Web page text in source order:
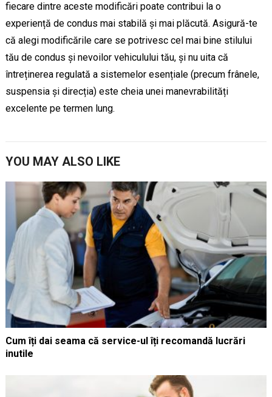
fiecare dintre aceste modificări poate contribui la o
experiență de condus mai stabilă și mai plăcută. Asigură-te
că alegi modificările care se potrivesc cel mai bine stilului
tău de condus și nevoilor vehiculului tău, și nu uita că
întreținerea regulată a sistemelor esențiale (precum frânele,
suspensia și direcția) este cheia unei manevrabilități
excelente pe termen lung.
YOU MAY ALSO LIKE
Cum îți dai seama că service-ul îți recomandă lucrări
inutile